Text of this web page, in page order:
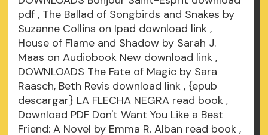
pdf , The Ballad of Songbirds and Snakes by
Suzanne Collins on Ipad download link ,
House of Flame and Shadow by Sarah J.
Maas on Audiobook New download link ,
DOWNLOADS The Fate of Magic by Sara
Raasch, Beth Revis download link , {epub
descargar} LA FLECHA NEGRA read book ,
Download PDF Don't Want You Like a Best
Friend: A Novel by Emma R. Alban read book ,